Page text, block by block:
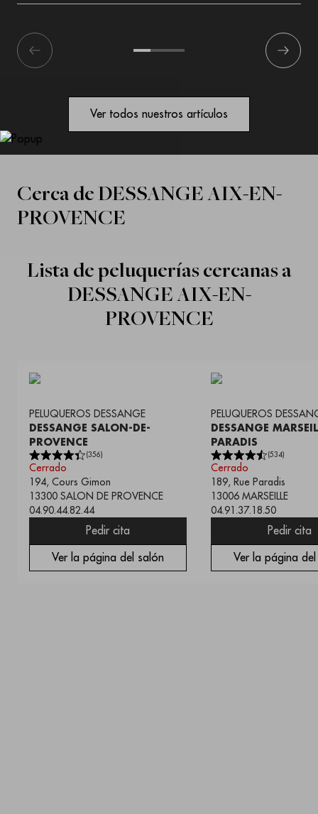
Suivant
Ver todos nuestros artículos
Cerca de DESSANGE AIX-EN-
PROVENCE
Lista de peluquerías cercanas a
DESSANGE AIX-EN-
PROVENCE
PELUQUEROS DESSANGE
DESSANGE SALON-DE-
PROVENCE
(356)
Cerrado
194, Cours Gimon
13300 SALON DE PROVENCE
04.90.44.82.44
Pedir cita
Ver la página del salón
PELUQUEROS
DESSANGE
PARADIS
(534)
Cerrado
189, Rue Paradis
13006 MARSEILLE
04.91.37.18.50
Pedir cita
Ver la página